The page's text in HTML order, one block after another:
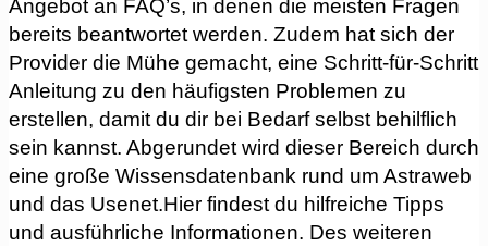
Angebot an FAQ’s, in denen die meisten Fragen
bereits beantwortet werden. Zudem hat sich der
Provider die Mühe gemacht, eine Schritt-für-Schritt
Anleitung zu den häufigsten Problemen zu
erstellen, damit du dir bei Bedarf selbst behilflich
sein kannst. Abgerundet wird dieser Bereich durch
eine große Wissensdatenbank rund um Astraweb
und das Usenet.Hier findest du hilfreiche Tipps
und ausführliche Informationen. Des weiteren